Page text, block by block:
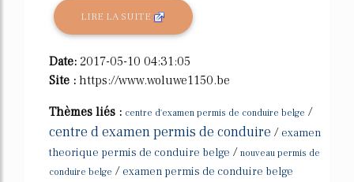
LIRE LA SUITE
Date: 2017-05-10 04:31:05
Site : https://www.woluwe1150.be
Thèmes liés : centre d'examen permis de conduire belge /
centre d examen permis de conduire / examen
theorique permis de conduire belge / nouveau permis de
conduire belge / examen permis de conduire belge